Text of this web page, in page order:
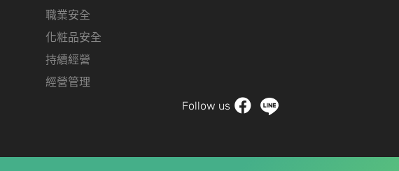
職業安全
化粧品安全
持續經營
經營管理
Follow us